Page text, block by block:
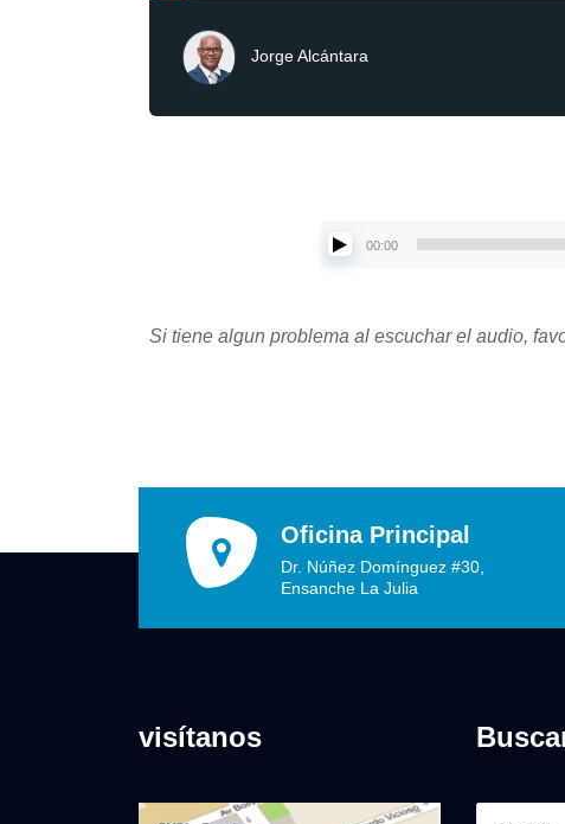
Jorge Alcántara
00:00
Si tiene algun problema al escuchar el audio,
Oficina Principal
Dr. Núñez Domínguez #30,
Ensanche La Julia
visítanos